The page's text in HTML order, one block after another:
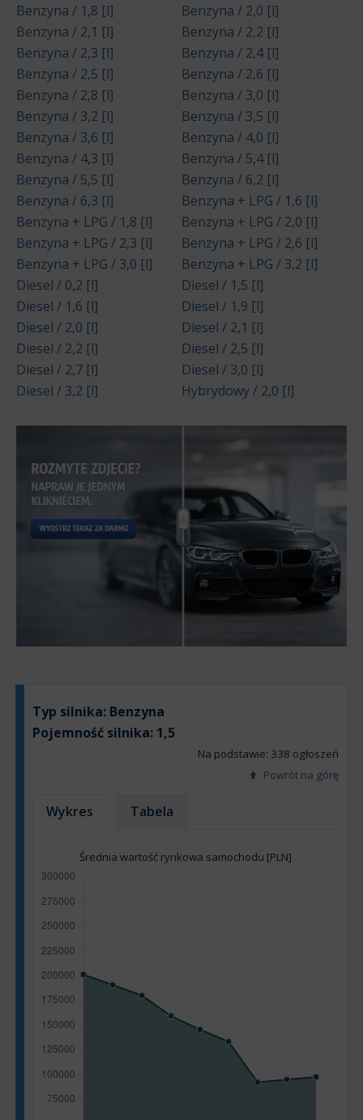
Benzyna / 1,8 [l]
Benzyna / 2,0 [l]
Benzyna / 2,1 [l]
Benzyna / 2,2 [l]
Benzyna / 2,3 [l]
Benzyna / 2,4 [l]
Benzyna / 2,5 [l]
Benzyna / 2,6 [l]
Benzyna / 2,8 [l]
Benzyna / 3,0 [l]
Benzyna / 3,2 [l]
Benzyna / 3,5 [l]
Benzyna / 3,6 [l]
Benzyna / 4,0 [l]
Benzyna / 4,3 [l]
Benzyna / 5,4 [l]
Benzyna / 5,5 [l]
Benzyna / 6,2 [l]
Benzyna / 6,3 [l]
Benzyna + LPG / 1,6 [l]
Benzyna + LPG / 1,8 [l]
Benzyna + LPG / 2,0 [l]
Benzyna + LPG / 2,3 [l]
Benzyna + LPG / 2,6 [l]
Benzyna + LPG / 3,0 [l]
Benzyna + LPG / 3,2 [l]
Diesel / 0,2 [l]
Diesel / 1,5 [l]
Diesel / 1,6 [l]
Diesel / 1,9 [l]
Diesel / 2,0 [l]
Diesel / 2,1 [l]
Diesel / 2,2 [l]
Diesel / 2,5 [l]
Diesel / 2,7 [l]
Diesel / 3,0 [l]
Diesel / 3,2 [l]
Hybrydowy / 2,0 [l]
Typ silnika: Benzyna
Pojemność silnika: 1,5
Na podstawie: 338 ogłoszeń
Powrót na górę
Wykres Tabela
Średnia wartość rynkowa samochodu [PLN]